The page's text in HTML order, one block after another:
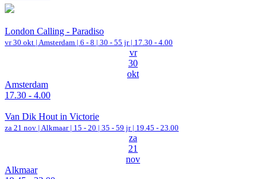
London Calling - Paradiso
vr 30 okt | Amsterdam | 6 - 8 | 30 - 55 jr | 17.30 - 4.00
vr
30
okt
Amsterdam
17.30 - 4.00
Van Dik Hout in Victorie
za 21 nov | Alkmaar | 15 - 20 | 35 - 59 jr | 19.45 - 23.00
za
21
nov
Alkmaar